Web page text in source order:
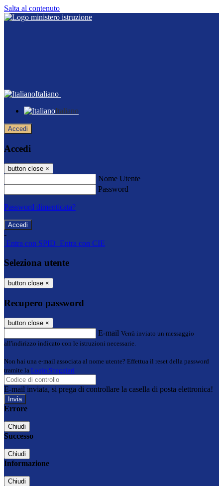
Salta al contenuto
Italiano
Italiano
Accedi
Accedi
button close ×
Nome Utente
Password
Password dimenticata?
-
Entra con SPID Entra con CIE
Seleziona utente
button close ×
Recupero password
button close ×
E-mail Verrà inviato un messaggio
all'indirizzo indicato con le istruzioni necessarie.
Non hai una e-mail associata al nome utente? Effettua il reset della password
tramite la Login Spaggiari
E-mail inviata, si prega di controllare la casella di posta elettronica!
Errore
Chiudi
Successo
Chiudi
Informazione
Chiudi